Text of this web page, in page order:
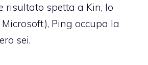
risultato spetta a Kin, lo
Ping occupa la
sei.